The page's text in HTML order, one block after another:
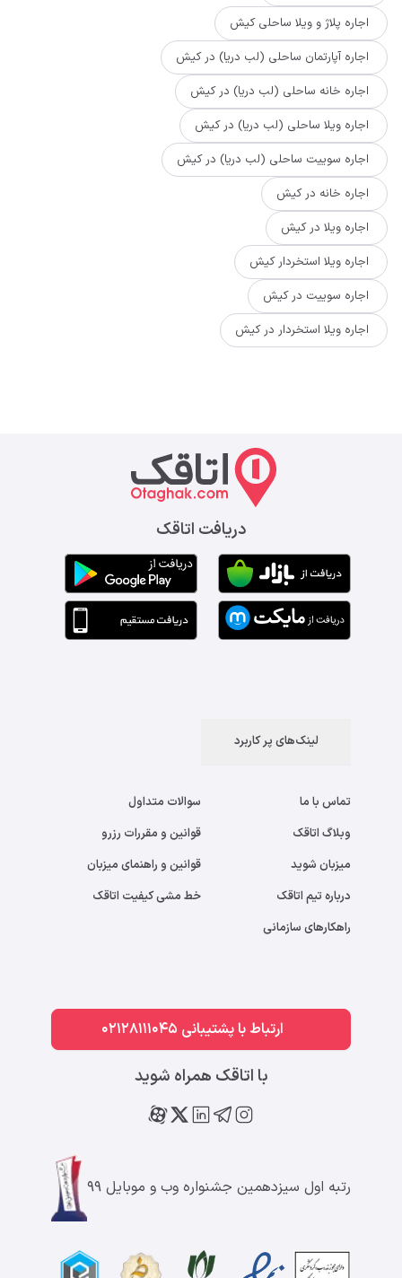
اجاره پلاژ و ویلا ساحلی کیش
اجاره آپارتمان ساحلی (لب دریا) در کیش
اجاره خانه ساحلی (لب دریا) در کیش
اجاره ویلا ساحلی (لب دریا) در کیش
اجاره سوییت ساحلی (لب دریا) در کیش
اجاره خانه در کیش
اجاره ویلا در کیش
اجاره ویلا استخردار کیش
اجاره سوییت در کیش
اجاره ویلا استخردار در کیش
دریافت اتاقک
لینک‌های پر کاربرد
تماس با ما
وبلاگ اتاقک
میزبان شوید
درباره تیم اتاقک
راهکارهای سازمانی
سوالات متداول
قوانین و مقررات رزرو
قوانین و راهنمای میزبان
خط مشی کیفیت اتاقک
ارتباط با پشتیبانی 02128111045
با اتاقک همراه شوید
رتبه اول سیزدهمین جشنواره وب و موبایل ۹۹